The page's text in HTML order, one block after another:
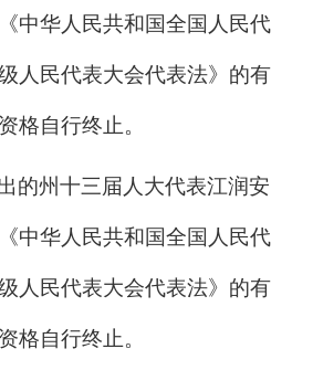
中华人民共和国全国人民代
人民代表大会代表法》 的有
资格自行终止。
的州十三届人大代表江润安
中华人民共和国全国人民代
人民代表大会代表法》 的有
资格自行终止。